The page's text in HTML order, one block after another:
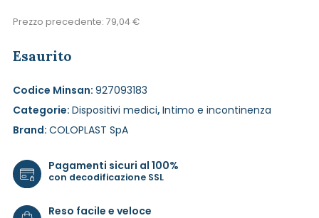
Prezzo precedente: 79,04€
Esaurito
Codice Minsan: 927093183
Categorie: Dispositivi medici, Intimo e incontinenza
Brand: COLOPLAST SpA
Pagamenti sicuri al 100%
con decodificazione SSL
Reso facile e veloce